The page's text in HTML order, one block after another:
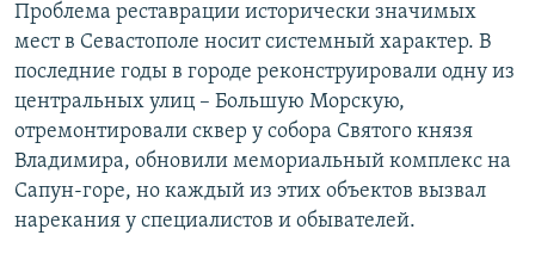
Проблема реставрации исторически значимых
мест в Севастополе носит системный характер. В
последние годы в городе реконструировали одну из
центральных улиц – Большую Морскую,
отремонтировали сквер у собора Святого князя
Владимира, обновили мемориальный комплекс на
Сапун-горе, но каждый из этих объектов вызвал
нарекания у специалистов и обывателей.